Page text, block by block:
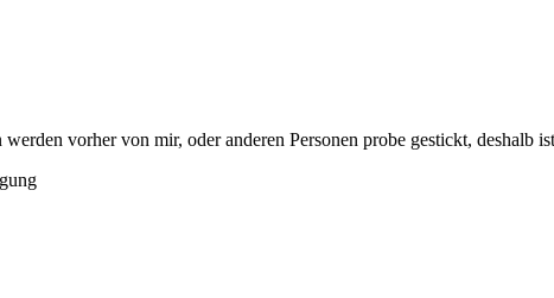
vorher von mir, oder anderen Personen probe gestickt, deshalb